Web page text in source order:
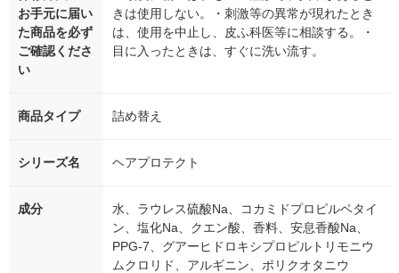
お手元に届い
た商品を必ず
ご確認くださ
い
きは使用しない。・刺激等の異常が現れたとき
は、使用を中止し、皮ふ科医等に相談する。・
目に入ったときは、すぐに洗い流す。
商品タイプ 詰め替え
シリーズ名 ヘアプロテクト
成分
水、ラウレス硫酸Na、コカミドプロピルベタイ
ン、塩化Na、クエン酸、香料、安息香酸Na、
PPG-7、グアーヒドロキシプロピルトリモニウ
ムクロリド、アルギニン、ポリクオタニウ